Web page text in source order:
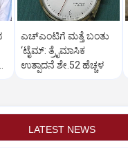
ಎಚ್‌ಎಂಟಿಗೆ ಮತ್ತೆ ಬಂತು
‘ಟೈಮ್: ತ್ರೈಮಾಸಿಕ
ಉತ್ಪಾದನೆ ಶೇ.52 ಹೆಚ್ಚಳ
LATEST NEWS